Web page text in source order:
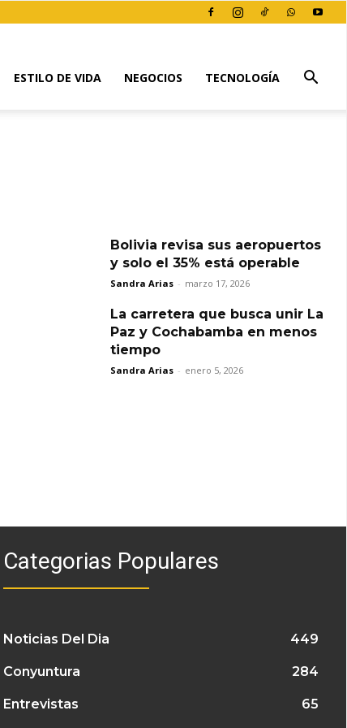
ESTILO DE VIDA NEGOCIOS TECNOLOGÍA
Bolivia revisa sus aeropuertos
y solo el 35% está operable
Sandra Arias - marzo 17, 2026
La carretera que busca unir La
Paz y Cochabamba en menos
tiempo
Sandra Arias - enero 5, 2026
Categorias Populares
Noticias Del Dia 449
Conyuntura 284
Entrevistas 65